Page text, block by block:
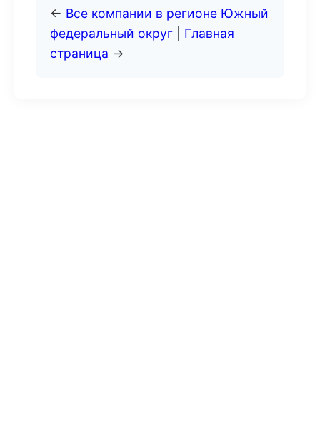
← Все компании в регионе Южный
федеральный округ
Главная
страница →